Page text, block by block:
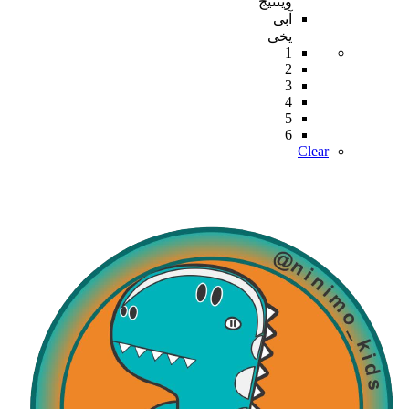
آبی
یخی
1
2
3
4
5
6
Clear